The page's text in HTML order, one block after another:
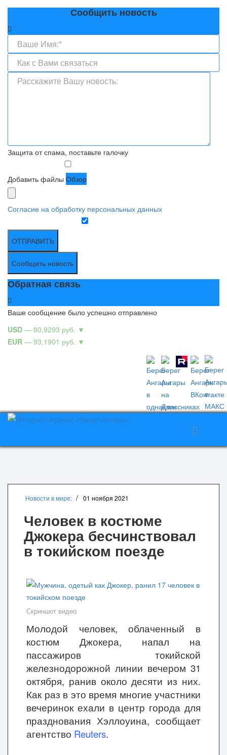
Сообщить новость
Защита от спама, поставьте галочку
Добавить файлы Обзор
Согласие на обработку персональных данных
ОТПРАВИТЬ
Сообщить новость
Обратная связь
Ваше сообщение было успешно отправлено
USD — 80,9293 руб. ▼
EUR — 93,1901 руб. ▼
Новости в мире: 01 ноября 2021
Человек в костюме
Джокера бесчинствовал
в токийском поезде
Скриншот видео
Молодой человек, облаченный в
костюм Джокера, напал на
пассажиров токийской
железнодорожной линии вечером 31
октября, ранив около десяти из них.
Как раз в это время многие участники
вечеринок ехали в центр города для
празднования Хэллоуина, сообщает
агентство Reuters.